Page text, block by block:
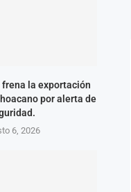
frena la exportación
por alerta de
6, 2026